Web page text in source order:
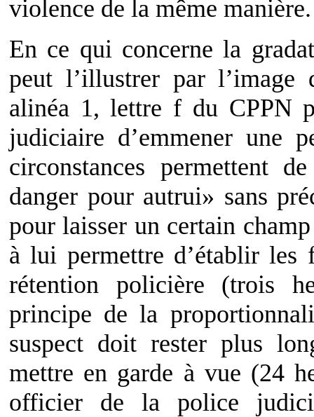
violence de la même manière.
En ce qui concerne la
peut l’illustrer par l’image
alinéa 1, lettre f du CPPN
judiciaire d’emmener une
circonstances permettent
danger pour autrui» sans
pour laisser un certain
à lui permettre d’établir les
rétention policière (trois
principe de la
suspect doit rester plus
mettre en garde à vue (24
officier de la police